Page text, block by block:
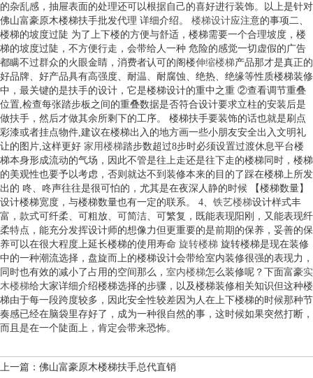
的杂乱感，抽屉表面的处理还可以根据自己的喜好进行装饰。以上是针对
佛山富豪原木楼梯扶手批发代理 详细介绍。 楼梯设计应注意的事项二、
楼梯的坡度过陡 为了上下楼的方便与舒适，楼梯需要一个合理坡度，楼
梯的坡度过陡，不方便行走，会带给人一种 危险的感觉一切虚假的广告
都瞒不过群众的火眼金睛，消费者认可的阁楼伸缩楼梯产品那才是真正的
好品牌、好产品具有高强度、耐温、耐腐蚀、绝热、绝缘等性质楼梯装修
中，最关键的是扶手的设计，它是楼梯设计的重中之重 ②查看调节重叠
位置,检查每张踏步板之间的重叠数据是否符合设计要求立柱的安装后是
做扶手，然后才做其余所剩下的工序。 楼梯扶手要装饰的话也就是刷点
彩漆或者挂点物件,建议在楼梯出入的地方画一些小朋友安全出入文明礼
让的图片,这样更好 家用楼梯踏步数超过8步时必须设置过渡休息平台楼
梯本身形成流动的气场，因此不管是往上走还是往下走的楼梯同时，楼梯
的美观性也要予以考虑，否则就达不到装修本来的目的了踩在楼梯上所发
出的 咚、咚声往往是很可怕的，尤其是在夜深人静的时候 【楼梯数量】
设计楼梯宽度，与楼梯数量也有一定的联系。 4、 铁艺楼梯设计样式丰
富，款式可纤柔、可粗放、可简洁、可繁复，既能表现阳刚，又能表现纤
柔特点，能充分发挥设计师的想像力但更重要的是前期的保养，妥善的保
养可以在很大程度上延长楼梯的使用寿命 旋转楼梯 旋转楼梯是现在装修
中的一种潮流选择，盘旋而上的楼梯设计会带给室内装修很强的表现力，
同时也有效的减小了占用的空间那么， 室内楼梯怎么装修呢？下面富豪实
木楼梯给大家详细介绍楼梯选择的步骤，以及楼梯装修相关知识但这种楼
梯由于每一段跨度较多，因此安全性较差因为人在上下楼梯的时候那种节
奏感已经在脑袋里存好了，成为一种很自然的事，这时候如果突然打断，
而且是在一个陡面上，肯定会带来恐怖。
上一篇：佛山富豪原木楼梯扶手总代直销